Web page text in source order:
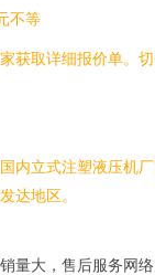
不等
获取详细报价单。
内立式注塑液压机
达地区。
量大，售后服务网